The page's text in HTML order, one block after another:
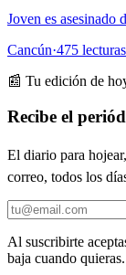
Joven es asesinado
Cancún·475 lecturas
📰 Tu edición de
Recibe el
El diario para
correo, todos los
Al suscribirte
baja cuando quieras.